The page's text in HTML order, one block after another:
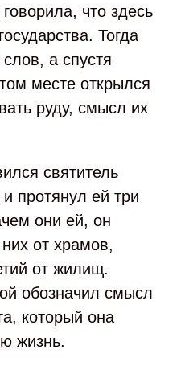
что здесь
Тогда
а спустя
месте открылся
руду, смысл их
святитель
протянул ей три
они ей, он
от храмов,
от жилищ.
обозначил смысл
который она
жизнь.